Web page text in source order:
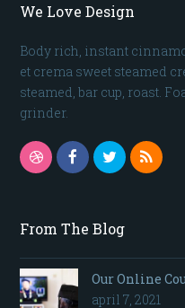
We Love Design
Body rich, instant
et crema sweet steamed
steamed, bar cup, roast.
grinder.
DribbbleFacebook
TwitterRSS
From The Blog
Our Online
april 7, 2021